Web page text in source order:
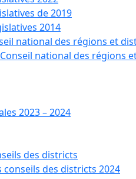
de 2019
2014
national des régions et
national des régions
2023 – 2024
des districts
conseils des districts 2024